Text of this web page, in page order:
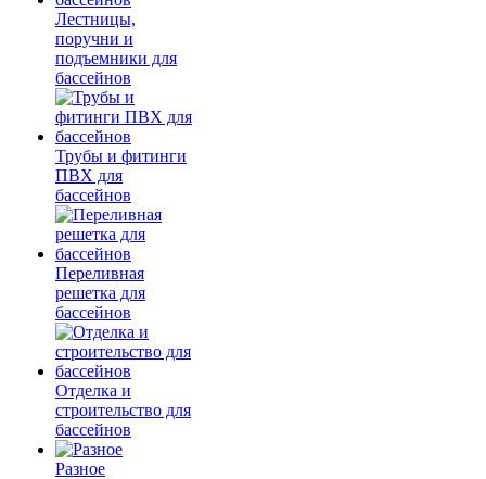
Лестницы,
поручни и
подъемники для
бассейнов
Трубы и фитинги
ПВХ для
бассейнов
Переливная
решетка для
бассейнов
Отделка и
строительство для
бассейнов
Разное